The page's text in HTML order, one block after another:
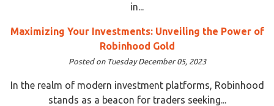
in...
Maximizing Your Investments: Unveiling the Power of
Robinhood Gold
Posted on Tuesday December 05, 2023
In the realm of modern investment platforms, Robinhood
stands as a beacon for traders seeking...